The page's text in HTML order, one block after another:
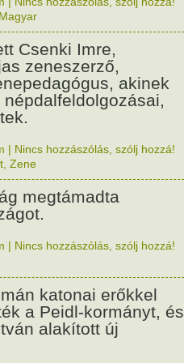
Magyar
Csenki Imre,
zeneszerző,
akinek
| Nincs hozzászólás, szólj hozzá!
Zene
megtámadta
| Nincs hozzászólás, szólj hozzá!
katonai erőkkel
a Peidl-kormányt, és
alakított új